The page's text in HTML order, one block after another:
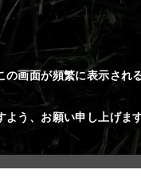
画面が頻繁に表示され
う、お願い申し上げます